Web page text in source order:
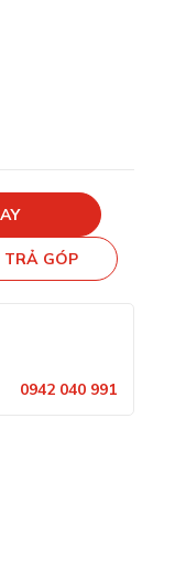
GÓP
0942 040 991